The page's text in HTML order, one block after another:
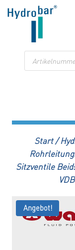
Zum
Inhalt
Products
search
Start /
Sitzventile
Angebot!